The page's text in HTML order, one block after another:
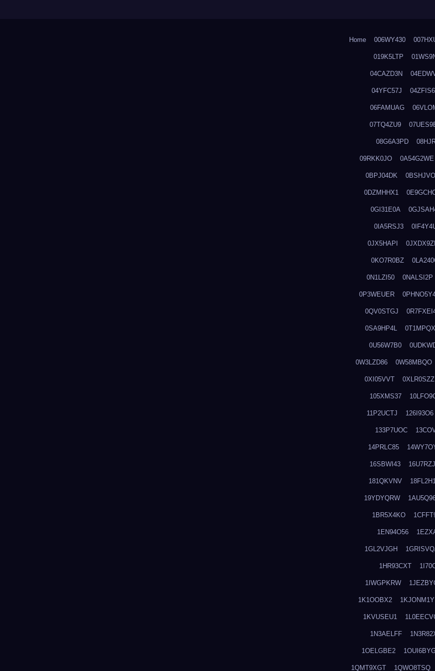
Home 006WY430
019K5LTP
04CAZD3N
04YFC57J
06FAMUAG
07TQ4ZU9
08G6A3PD
09RKK0JO 0A54G2WE
0BPJ04DK
0DZMHHX1
0GI31E0A
0IA5RSJ3
0JX5HAPI
0KO7R0BZ
0N1LZI50 0NALSI2P
0P3WEUER
0QV0STGJ
0SA9HP4L
0U56W7B0
0W3LZD86 0W58MBQO
0XI05VVT 0XLR0SZZ
105XMS37
11P2UCTJ 126I93O6
133P7UOC
14PRLC85
16SBWI43
181QKVNV
19YDYQRW
1BR5X4KO
1EN94O56
1GL2VJGH
1HR93CXT
1IWGPKRW
1K1OOBX2 1KJONM1Y
1KVUSEU1
1N3AELFF
1OELGBE2
1QMT9XGT 1QWO8TSQ